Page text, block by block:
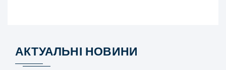
АКТУАЛЬНІ НОВИНИ